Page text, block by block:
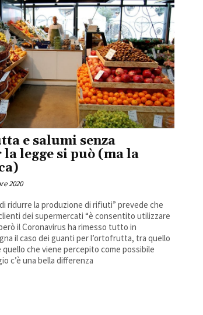
e salumi senza
la legge si può (ma la
2020
ridurre la produzione di rifiuti” prevede che
dei supermercati “è consentito utilizzare
il Coronavirus ha rimesso tutto in
il caso dei guanti per l’ortofrutta, tra quello
che viene percepito come possibile
c’è una bella differenza